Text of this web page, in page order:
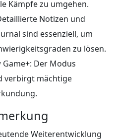
Kämpfe zu umgehen.
Notizen und
sind essenziell, um
zu lösen.
Der Modus
verbirgt mächtige
Weiterentwicklung